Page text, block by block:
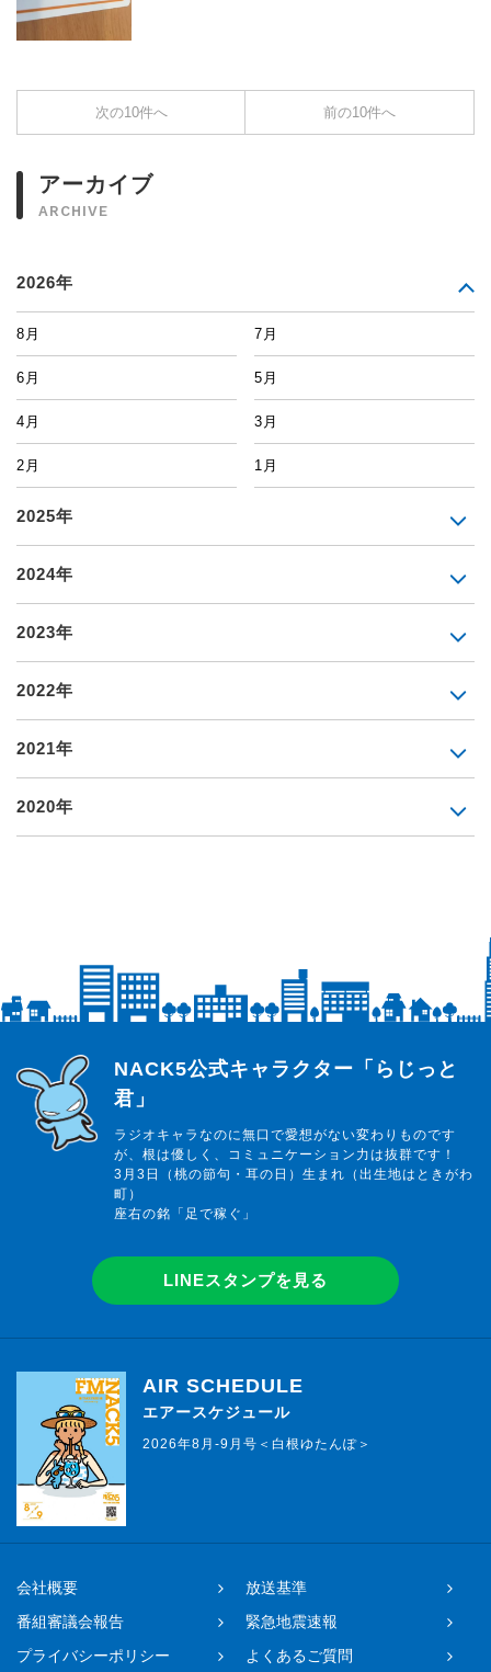
次の10件へ 前の10件へ
アーカイブ
ARCHIVE
2026年
8月 7月
6月 5月
4月 3月
2月 1月
2025年
2024年
2023年
2022年
2021年
2020年
らじっと君
NACK5公式キャラクター「らじっと
君」
ラジオキャラなのに無口で愛想がない変わりものです
が、根は優しく、コミュニケーション力は抜群です！
3月3日（桃の節句・耳の日）生まれ（出生地はときがわ
町）
座右の銘「足で稼ぐ」
LINEスタンプを見る
AIR SCHEDULE
エアースケジュール
2026年8月-9月号＜白根ゆたんぽ＞
会社概要
放送基準
番組審議会報告
緊急地震速報
プライバシーポリシー
よくあるご質問